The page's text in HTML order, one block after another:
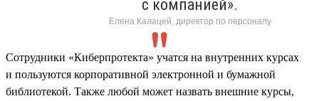
с компанией».
Елена Калацей, директор по персоналу
Сотрудники «Киберпротекта» учатся на внутренних курсах
и пользуются корпоративной электронной и бумажной
библиотекой. Также любой может назвать внешние курсы,